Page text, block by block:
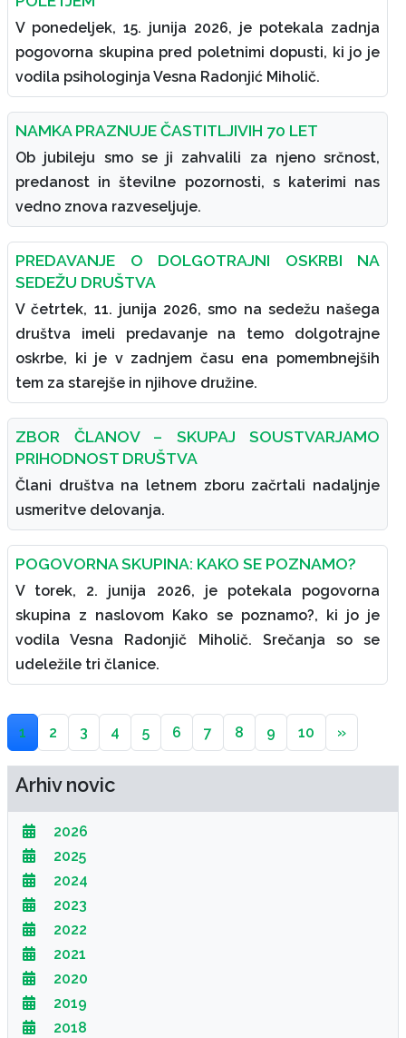
Arhiv novic
2026
2025
2024
2023
2022
2021
2020
2019
2018
V ponedeljek, 15. junija 2026, je potekala zadnja
pogovorna skupina pred poletnimi dopusti, ki jo je
vodila psihologinja Vesna Radonjić Miholič.
NAMKA PRAZNUJE ČASTITLJIVIH 70 LET
Ob jubileju smo se ji zahvalili za njeno srčnost,
predanost in številne pozornosti, s katerimi nas
vedno znova razveseljuje.
PREDAVANJE O DOLGOTRAJNI OSKRBI NA
SEDEŽU DRUŠTVA
V četrtek, 11. junija 2026, smo na sedežu našega
društva imeli predavanje na temo dolgotrajne
oskrbe, ki je v zadnjem času ena pomembnejših
tem za starejše in njihove družine.
ZBOR ČLANOV – SKUPAJ SOUSTVARJAMO
PRIHODNOST DRUŠTVA
Člani društva na letnem zboru začrtali nadaljnje
usmeritve delovanja.
POGOVORNA SKUPINA: KAKO SE POZNAMO?
V torek, 2. junija 2026, je potekala pogovorna
skupina z naslovom Kako se poznamo?, ki jo je
vodila Vesna Radonjič Miholič. Srečanja so se
udeležile tri članice.
1 2 3 4 5 6 7 8 9 10 »